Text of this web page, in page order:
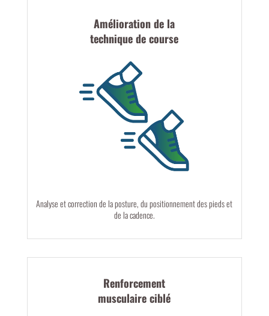
Amélioration de la
technique de course
Analyse et correction de la posture, du positionnement des pieds et
de la cadence.
Renforcement
musculaire ciblé